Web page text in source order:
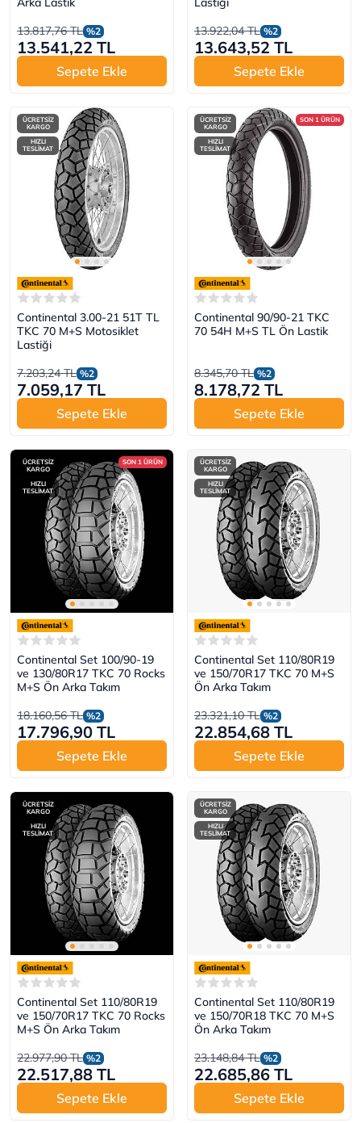
13.817,76 TL %2
13.541,22 TL
Sepete Ekle
13.922,04 TL %2
13.643,52 TL
Sepete Ekle
ÜCRETSİZ
KARGO
HIZLI
TESLİMAT
Continental 3.00-21 51T TL
TKC 70 M+S Motosiklet
Lastiği
7.203,24 TL %2
7.059,17 TL
Sepete Ekle
ÜCRETSİZ
KARGO
HIZLI
TESLİMAT
SON 1 ÜRÜN
Continental 90/90-21 TKC
70 54H M+S TL Ön Lastik
8.345,70 TL %2
8.178,72 TL
Sepete Ekle
ÜCRETSİZ
KARGO
HIZLI
TESLİMAT
SON 1 ÜRÜN
Continental Set 100/90-19
ve 130/80R17 TKC 70 Rocks
M+S Ön Arka Takım
18.160,56 TL %2
17.796,90 TL
Sepete Ekle
ÜCRETSİZ
KARGO
HIZLI
TESLİMAT
Continental Set 110/80R19
ve 150/70R17 TKC 70 M+S
Ön Arka Takım
23.321,10 TL %2
22.854,68 TL
Sepete Ekle
ÜCRETSİZ
KARGO
HIZLI
TESLİMAT
Continental Set 110/80R19
ve 150/70R17 TKC 70 Rocks
M+S Ön Arka Takım
22.977,90 TL %2
22.517,88 TL
Sepete Ekle
ÜCRETSİZ
KARGO
HIZLI
TESLİMAT
Continental Set 110/80R19
ve 150/70R18 TKC 70 M+S
Ön Arka Takım
23.148,84 TL %2
22.685,86 TL
Sepete Ekle